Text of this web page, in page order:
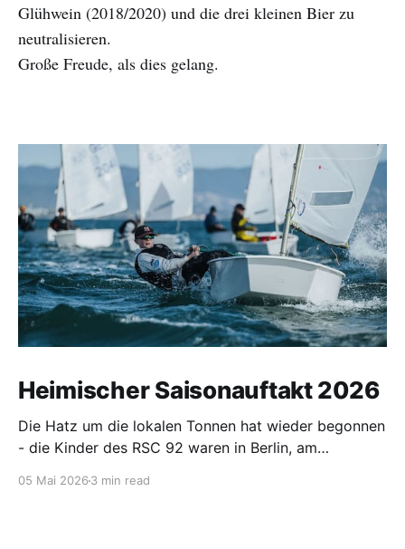
Glühwein (2018/2020) und die drei kleinen Bier zu
neutralisieren.
Große Freude, als dies gelang.
Heimischer Saisonauftakt 2026
Die Hatz um die lokalen Tonnen hat wieder begonnen
- die Kinder des RSC 92 waren in Berlin, am
05 Mai 2026 3 min read